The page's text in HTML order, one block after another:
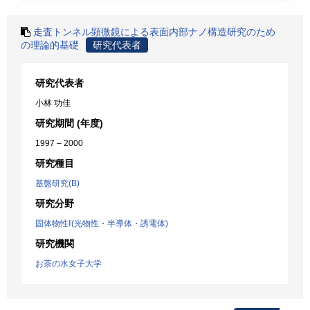
走査トンネル顕微鏡による表面内部ナノ構造研究のため
の理論的基礎
研究代表者
研究代表者
小林 功佳
研究期間 (年度)
1997 – 2000
研究種目
基盤研究(B)
研究分野
固体物性Ⅰ(光物性・半導体・誘電体)
研究機関
お茶の水女子大学